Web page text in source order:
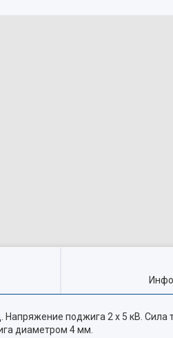
Напряжение поджига 2 х 5 кВ. Сила
диаметром 4 мм.